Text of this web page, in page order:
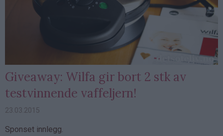
Giveaway: Wilfa gir bort 2 stk av
testvinnende vaffeljern!
23.03.2015
Sponset innlegg.